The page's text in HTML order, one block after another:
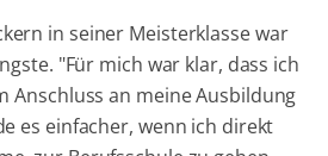
in seiner Meisterklasse war
"Für mich war klar, dass ich
Anschluss an meine Ausbildung
es einfacher, wenn ich direkt